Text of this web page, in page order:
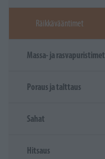
Räikkävääntimet
Massa- ja rasvapuristimet
Poraus ja talttaus
Sahat
Hitsaus